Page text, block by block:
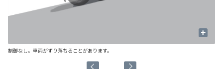
+
制御なし。車両がずり落ちることがあります。